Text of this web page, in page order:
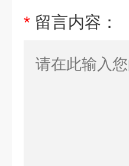
* 留言内容：